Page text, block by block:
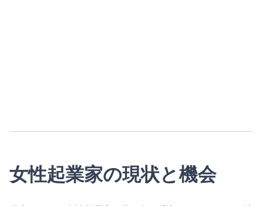
女性起業家の現状と機会